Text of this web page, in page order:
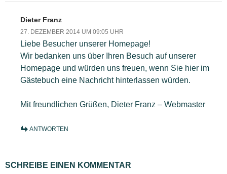
Dieter Franz
27. DEZEMBER 2014 UM 09:05 UHR
Liebe Besucher unserer Homepage!
Wir bedanken uns über Ihren Besuch auf unserer
Homepage und würden uns freuen, wenn Sie hier im
Gästebuch eine Nachricht hinterlassen würden.
Mit freundlichen Grüßen, Dieter Franz – Webmaster
ANTWORTEN
SCHREIBE EINEN KOMMENTAR